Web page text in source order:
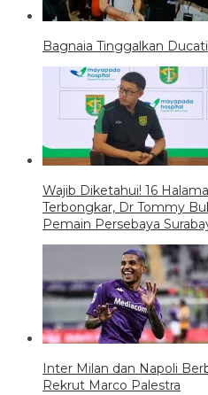
Bagnaia Tinggalkan
Wajib Diketahui! 16
Terbongkar, Dr Tommy
Pemain Persebaya
Inter Milan dan Napoli
Rekrut Marco Palestra